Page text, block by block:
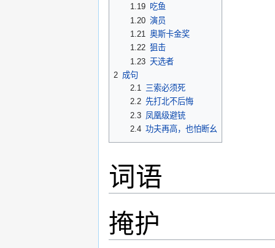
1.19 吃鱼
1.20 演员
1.21 奥斯卡金奖
1.22 狙击
1.23 天选者
2 成句
2.1
三索必须死
2.2 先打北不后悔
2.3 凤凰级避铳
2.4 功夫再高，也怕断幺
词语
掩护